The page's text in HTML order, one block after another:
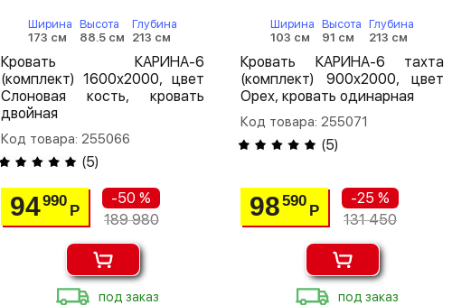
Ширина
173 см
Высота
88.5 см
Глубина
213 см
Кровать КАРИНА-6
(комплект) 1600х2000, цвет
Слоновая кость, кровать
двойная
Код товара: 255066
(5)
94990
Р
-50 %
189 980
под заказ
Ширина
103 см
Высота
91 см
Глубина
213 см
Кровать КАРИНА-6 тахта
(комплект) 900х2000, цвет
Орех, кровать одинарная
Код товара: 255071
(5)
98590
Р
-25 %
131 450
под заказ